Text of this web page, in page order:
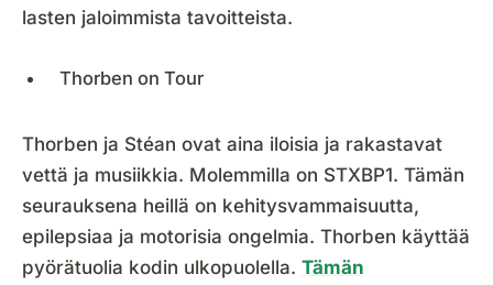
lasten jaloimmista tavoitteista.
Thorben on Tour
Thorben ja Stéan ovat aina iloisia ja rakastavat
vettä ja musiikkia. Molemmilla on STXBP1. Tämän
seurauksena heillä on kehitysvammaisuutta,
epilepsiaa ja motorisia ongelmia. Thorben käyttää
pyörätuolia kodin ulkopuolella. Tämän